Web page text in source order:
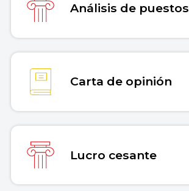
Análisis de puestos
Carta de opinión
Lucro cesante